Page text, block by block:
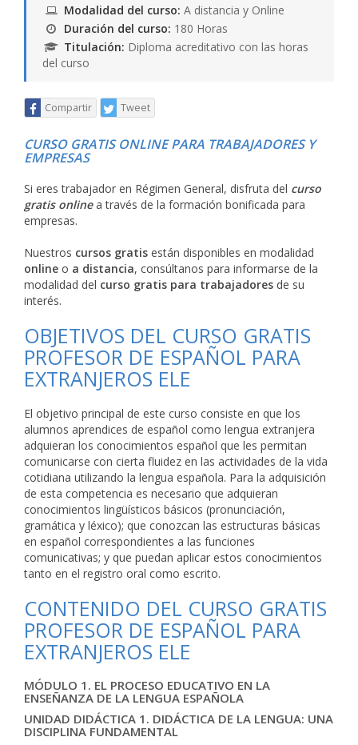
Modalidad del curso: A distancia y Online
Duración del curso: 180 Horas
Titulación: Diploma acreditativo con las horas
del curso
Compartir Tweet
CURSO GRATIS ONLINE PARA TRABAJADORES Y
EMPRESAS
Si eres trabajador en Régimen General, disfruta del curso
gratis onlinea través de la formación bonificada para
empresas.
Nuestros cursos gratis están disponibles en modalidad
online o a distancia, consúltanos para informarse de la
modalidad del curso gratis para trabajadores de su
interés.
OBJETIVOS DEL CURSO GRATIS
PROFESOR DE ESPAÑOL PARA
EXTRANJEROS ELE
El objetivo principal de este curso consiste en que los
alumnos aprendices de español como lengua extranjera
adquieran los conocimientos español que les permitan
comunicarse con cierta fluidez en las actividades de la vida
cotidiana utilizando la lengua española. Para la adquisición
de esta competencia es necesario que adquieran
conocimientos lingüísticos básicos (pronunciación,
gramática y léxico); que conozcan las estructuras básicas
en español correspondientes a las funciones
comunicativas; y que puedan aplicar estos conocimientos
tanto en el registro oral como escrito.
CONTENIDO DEL CURSO GRATIS
PROFESOR DE ESPAÑOL PARA
EXTRANJEROS ELE
MÓDULO 1. EL PROCESO EDUCATIVO EN LA
ENSEÑANZA DE LA LENGUA ESPAÑOLA
UNIDAD DIDÁCTICA 1. DIDÁCTICA DE LA LENGUA: UNA
DISCIPLINA FUNDAMENTAL